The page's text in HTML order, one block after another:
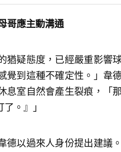
哥應主動溝通
猶疑態度，已經嚴重影響
覺到這種不確定性。」韋
息室自然會產生裂痕，「
。』」
德以過來人身份提出建議